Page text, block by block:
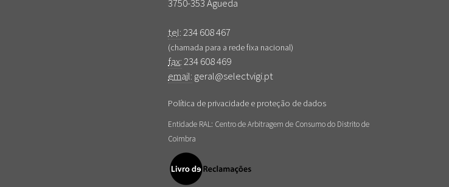
3750-353 Águeda
tel:234 608 467
(chamada para a rede fixa nacional)
fax:234 608 469
email: geral@selectvigi.pt
Política de privacidade e proteção de dados
Entidade RAL: Centro de Arbitragem de Consumo do Distrito de
Coimbra